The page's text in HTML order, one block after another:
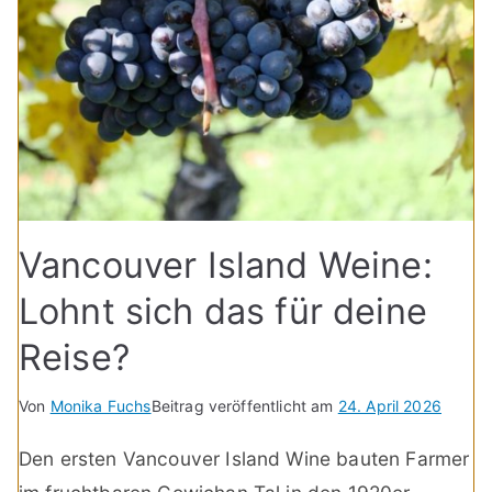
Vancouver Island Weine:
Lohnt sich das für deine
Reise?
Von Monika FuchsBeitrag veröffentlicht am 24. April 2026
Den ersten Vancouver Island Wine bauten Farmer